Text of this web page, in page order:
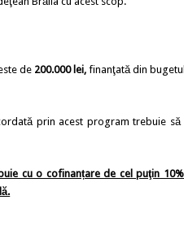
de 200.000 lei, finanţată din
prin acest program trebuie
cu o cofinanțare de cel puţin